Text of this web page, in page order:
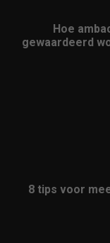
Hoe
gewaardeerd
8 tips voor